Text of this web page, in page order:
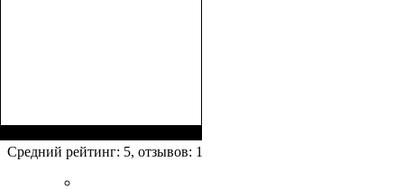
75x52x30+5
Средний рейтинг: 5, отзывов: 1